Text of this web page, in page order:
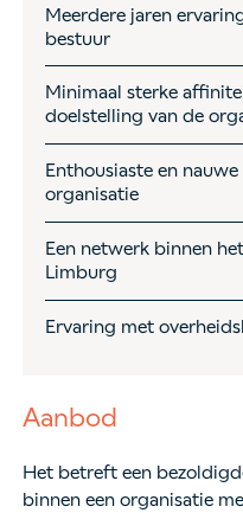
Meerdere jaren
bestuur
Minimaal sterke
doelstelling van de
Enthousiaste en
organisatie
Een netwerk binnen
Limburg
Ervaring met
Aanbod
Het betreft een
binnen een organisatie